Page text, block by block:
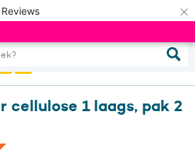
Reviews ×
0
cellulose 1 laags, pak 2